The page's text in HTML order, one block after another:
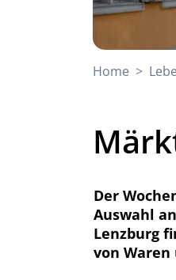
Home
Der
Auswahl
Lenzburg
von